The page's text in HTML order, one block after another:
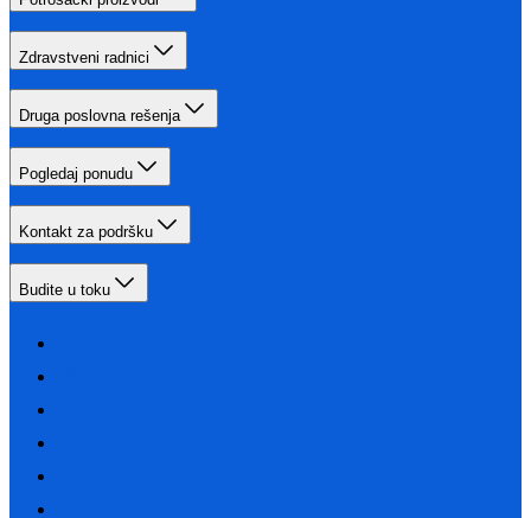
Zdravstveni radnici
Druga poslovna rešenja
Pogledaj ponudu
Kontakt za podršku
Budite u toku